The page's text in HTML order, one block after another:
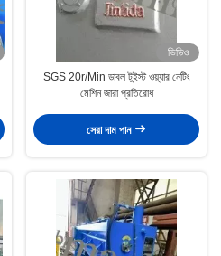
ভিডিও
SGS 20r/Min ডাবল টুইস্ট ওয়্যার নেটিং
মেশিন জারা প্রতিরোধ
সেরা দাম পান